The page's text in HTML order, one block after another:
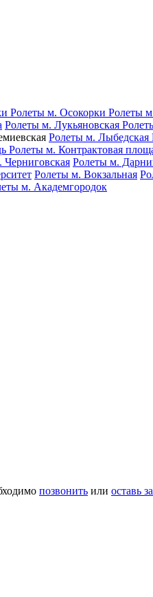
Ролеты м. Осокорки Ролеты
Ролеты м. Лукьяновская
Ролеты м. Лыбедская
Ролеты м. Контрактовая
Черниговская Ролеты м.
Ролеты м. Вокзальная
м. Академгородок
позвонить или оставь